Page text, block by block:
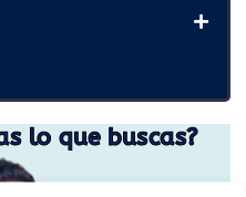
lo que buscas?